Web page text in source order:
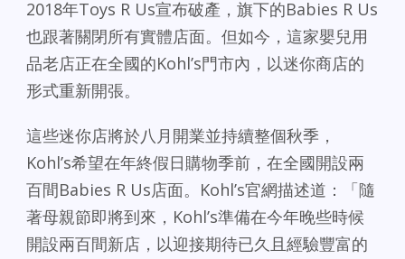
2018年Toys R Us宣布破產，旗下的Babies R Us
也跟著關閉所有實體店面。但如今，這家嬰兒用
品老店正在全國的Kohl’s門市內，以迷你商店的
形式重新開張。
這些迷你店將於八月開業並持續整個秋季，
Kohl’s希望在年終假日購物季前，在全國開設兩
百間Babies R Us店面。Kohl’s官網描述道：「隨
著母親節即將到來，Kohl’s準備在今年晚些時候
開設兩百間新店，以迎接期待已久且經驗豐富的